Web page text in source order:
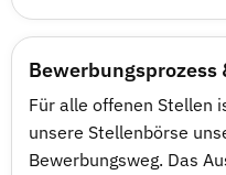
Für alle offenen Stellen
unsere Stellenbörse
Bewerbungsweg. Das